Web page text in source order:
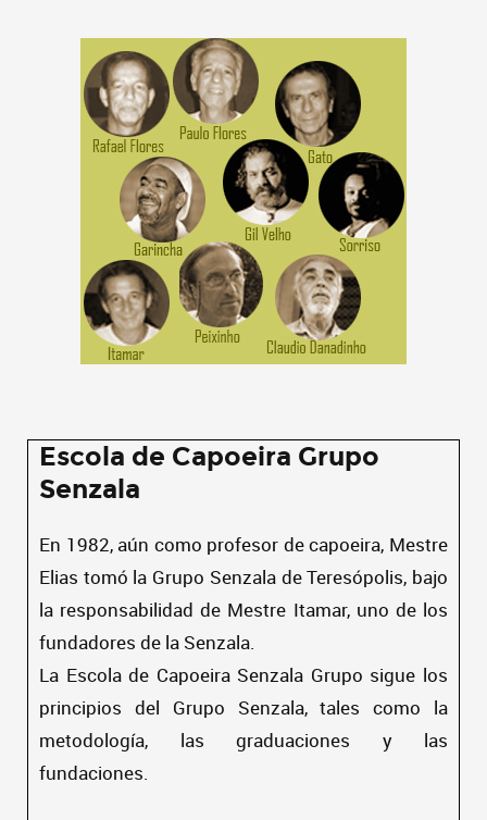
Escola de Capoeira Grupo
Senzala
En 1982, aún como profesor de capoeira, Mestre
Elias tomó la Grupo Senzala de Teresópolis, bajo
la responsabilidad de Mestre Itamar, uno de los
fundadores de la Senzala.
La Escola de Capoeira Senzala Grupo sigue los
principios del Grupo Senzala, tales como la
metodología, las graduaciones y las
fundaciones.